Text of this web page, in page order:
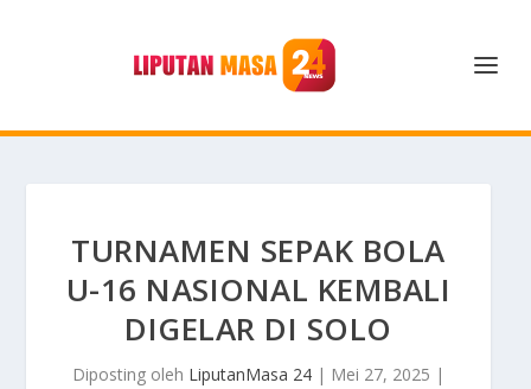
TURNAMEN SEPAK BOLA
U-16 NASIONAL KEMBALI
DIGELAR DI SOLO
Diposting oleh LiputanMasa 24 | Mei 27, 2025 |